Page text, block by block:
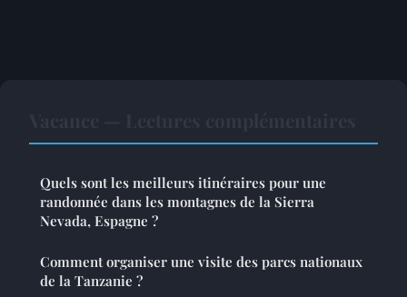
Quels sont les meilleurs itinéraires pour une
randonnée dans les montagnes de la Sierra
Nevada, Espagne ?
Comment organiser une visite des parcs nationaux
de la Tanzanie ?